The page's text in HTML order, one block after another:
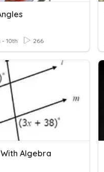
- 10th 266
Algebra